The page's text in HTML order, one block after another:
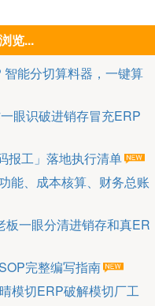
览...
能分切算料器，一键算
眼识破进销存冒充ERP
报工」落地执行清单
能、成本核算、财务总账
板一眼分清进销存和真ER
完整编写指南
模切ERP破解模切厂工